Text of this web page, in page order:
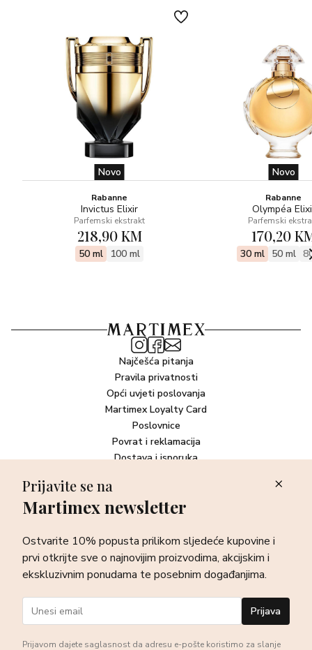
Novo
Rabanne
Invictus Elixir
Parfemski ekstrakt
218,90 KM
50 ml 100 ml
Novo
Rabanne
Olympéa
Parfemski
170,20
30 ml 50 ml
Najčešća pitanja
Pravila privatnosti
Opći uvjeti poslovanja
Martimex Loyalty Card
Poslovnice
Povrat i reklamacija
Dostava i isporuka
Newsletter
sve o najnovijim proizvodima, akcijskim i ekskluzivnim
ponudama te posebnim događanjima.
Prijava
Prijavite se na
Martimex newsletter
Ostvarite 10% popusta prilikom sljedeće kupovine i
prvi otkrijte sve o najnovijim proizvodima, akcijskim i
ekskluzivnim ponudama te posebnim događanjima.
Prijava
Prijavom dajete saglasnost da adresu e-pošte koristimo za slanje